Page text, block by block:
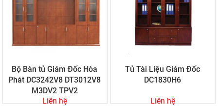
Bộ Bàn tủ Giám Đốc Hòa
Phát DC3242V8 DT3012V8
M3DV2 TPV2
Liên hệ
Tủ Tài Liệu Giám Đốc
DC1830H6
Liên hệ